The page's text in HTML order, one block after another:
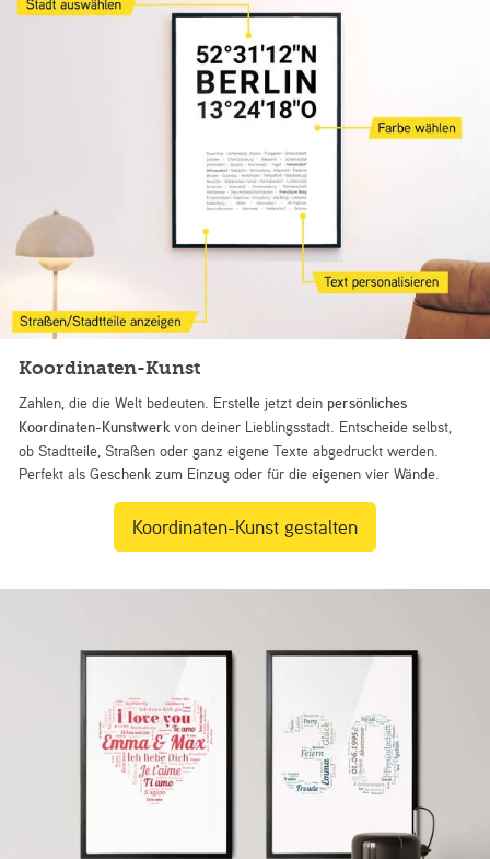
Koordinaten-Kunst
Zahlen, die die Welt bedeuten. Erstelle jetzt dein persönliches
Koordinaten-Kunstwerk von deiner Lieblingsstadt. Entscheide selbst,
ob Stadtteile, Straßen oder ganz eigene Texte abgedruckt werden.
Perfekt als Geschenk zum Einzug oder für die eigenen vier Wände.
Koordinaten-Kunst gestalten